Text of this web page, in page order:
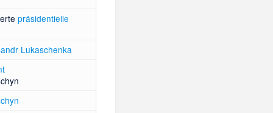
präsidentielle
Lukaschenka